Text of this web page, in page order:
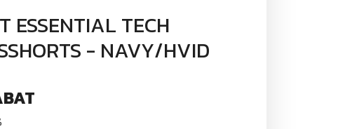
ESSENTIAL TECH
- NAVY/HVID